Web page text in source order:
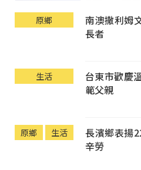
原鄉
南澳撒利姆
長者
生活
台東市歡慶
範父親
原鄉 生活
長濱鄉表揚
辛勞